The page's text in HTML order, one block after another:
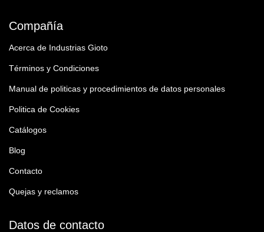
Compañía
Acerca de Industrias Gioto
Términos y Condiciones
Manual de politicas y procedimientos de datos personales
Politica de Cookies
Catálogos
Blog
Contacto
Quejas y reclamos
Datos de contacto